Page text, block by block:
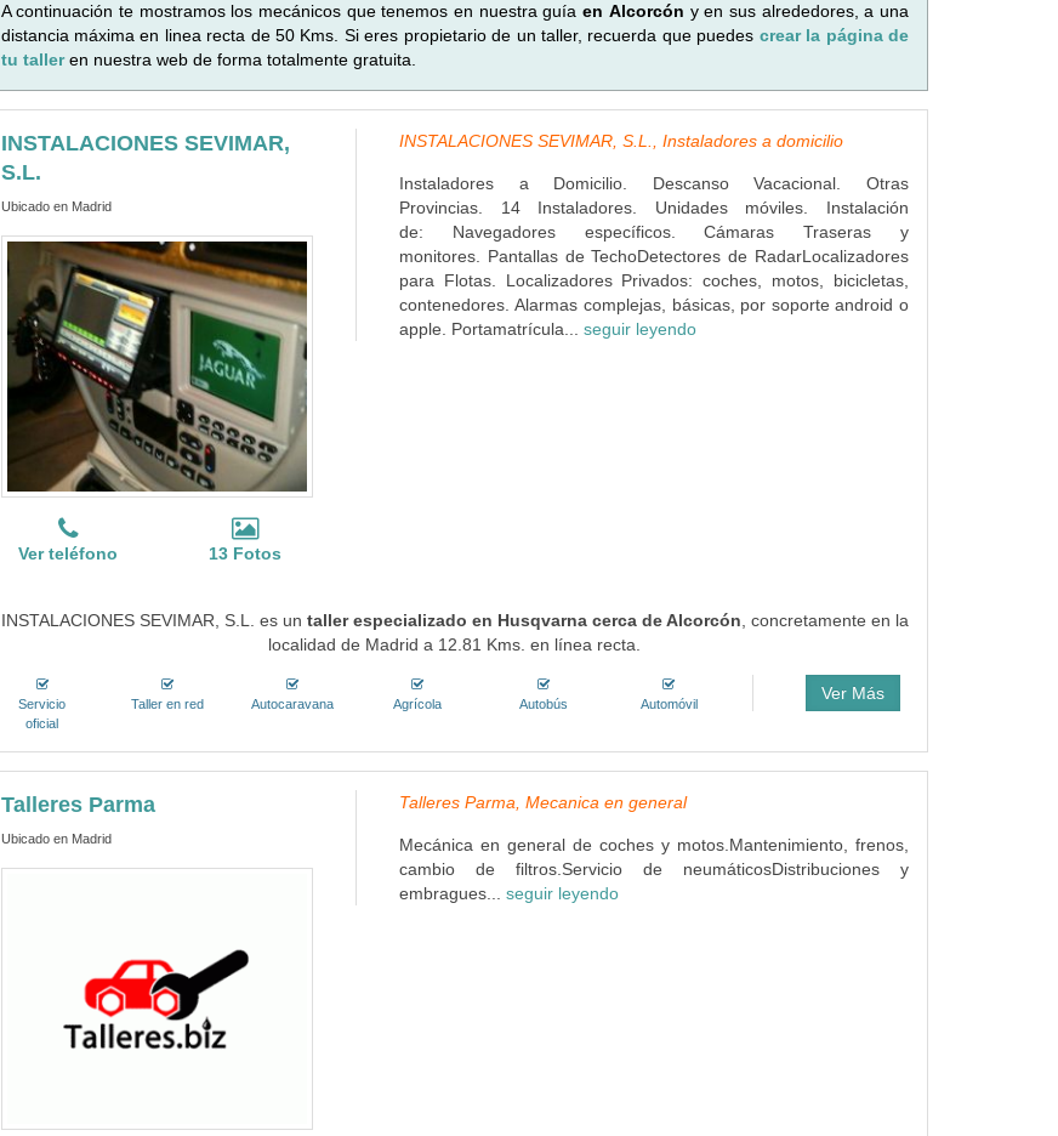
A continuación te mostramos los mecánicos que tenemos en nuestra guíaen Alcorcón y en sus alrededores, a una
distancia máxima en linea recta de 50 Kms. Si eres propietario de un taller, recuerda que puedes crear la página de
tu talleren nuestra web de forma totalmente gratuita.
INSTALACIONES SEVIMAR,
S.L.
Ubicado en Madrid
Ver teléfono 13 Fotos
INSTALACIONES SEVIMAR, S.L., Instaladores a domicilio
Instaladores a Domicilio. Descanso Vacacional. Otras
Provincias. 14 Instaladores. Unidades móviles. Instalación
de: Navegadores específicos. Cámaras Traseras y
monitores. Pantallas de TechoDetectores de RadarLocalizadores
para Flotas. Localizadores Privados: coches, motos, bicicletas,
contenedores. Alarmas complejas, básicas, por soporte android o
apple. Portamatrícula... seguir leyendo
INSTALACIONES SEVIMAR, S.L. es un taller especializado en Husqvarna cerca de Alcorcón , concretamente en la
localidad de Madrid a 12.81 Kms. en línea recta.
Servicio
oficial
Taller en red Autocaravana Agrícola Autobús Automóvil
Ver Más
Talleres Parma
Ubicado en Madrid
Talleres Parma, Mecanica en general
Mecánica en general de coches y motos.Mantenimiento, frenos,
cambio de filtros.Servicio de neumáticosDistribuciones y
embragues... seguir leyendo